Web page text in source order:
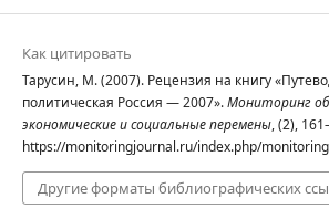
Как цитировать
Тарусин, М. (2007). Рецензия на книгу
политическая Россия — 2007».Мониторинг
экономические и социальные перемены, (2),
https://monitoringjournal.ru/index.php/
Другие форматы библиографических